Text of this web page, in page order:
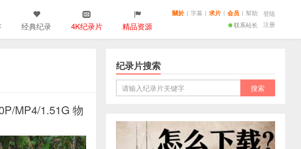
经典纪录 4K纪录片 精品资源 联系站长
關於 | 字幕 | 求片 | 会员 | 幫助
登陆
注册
MP4/1.51G 物
纪录片搜索